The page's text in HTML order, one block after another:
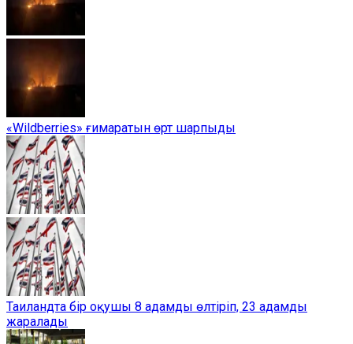
«Wildberries» ғимаратын өрт шарпыды
Таиландта бір оқушы 8 адамды өлтіріп, 23 адамды
жаралады